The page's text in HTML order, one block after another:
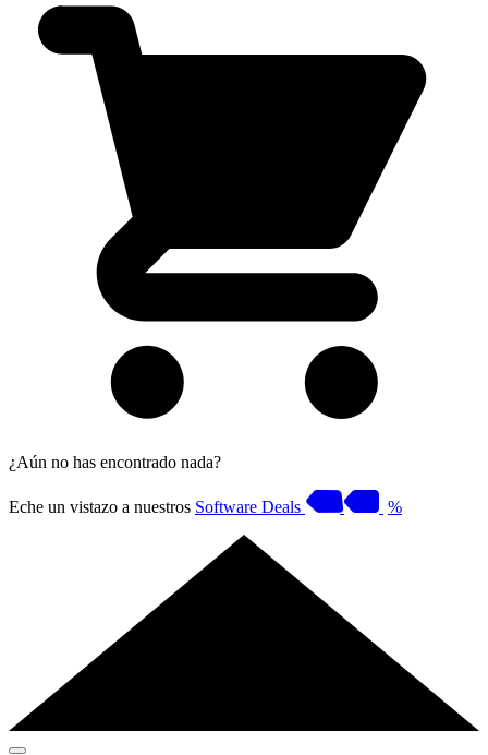
¿Aún no has encontrado nada?
Eche un vistazo a nuestros Software Deals %